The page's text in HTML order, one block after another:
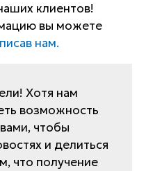
клиентов!
вы можете
нам.
Хотя нам
возможность
чтобы
и делиться
что получение